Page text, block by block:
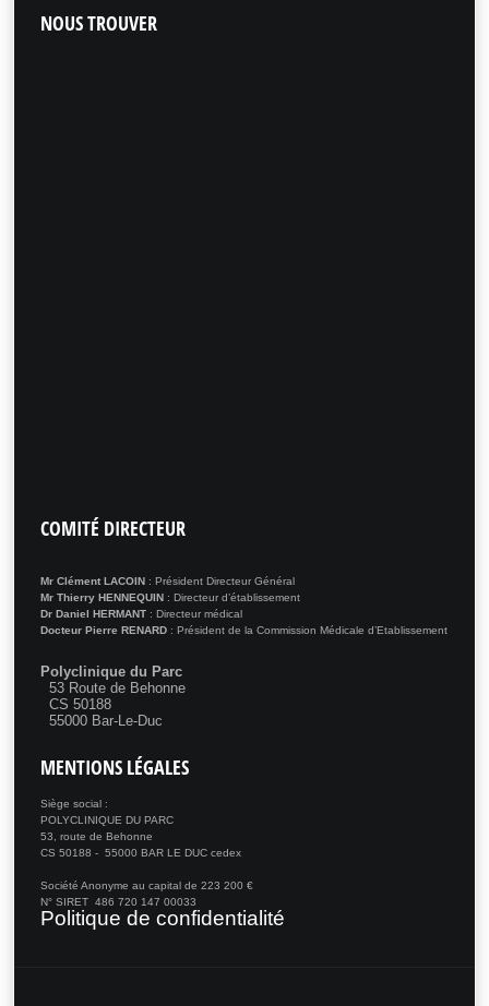
NOUSTROUVER
COMITÉ DIRECTEUR
Mr Clément LACOIN : Président Directeur Général
Mr Thierry HENNEQUIN : Directeur d’établissement
Dr Daniel HERMANT : Directeur médical
Docteur Pierre RENARD : Président de la Commission Médicale d’Etablissement
Polyclinique du Parc
53 Route de Behonne
CS 50188
55000 Bar-Le-Duc
MENTIONS LÉGALES
Siège social :
POLYCLINIQUE DU PARC
53, route de Behonne
CS 50188 - 55000 BAR LE DUC cedex
Société Anonyme au capital de 223 200 €
N° SIRET 486 720 147 00033
Politique de confidentialité